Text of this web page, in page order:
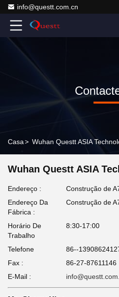
info@questt.com.cn
Casa>
Wuhan Questt ASIA
Endereço :
Endereço Da
Fábrica :
Horário De
Trabalho
8:30-17:00
Telefone
86--
Fax :
86-27-87611146
E-Mail :